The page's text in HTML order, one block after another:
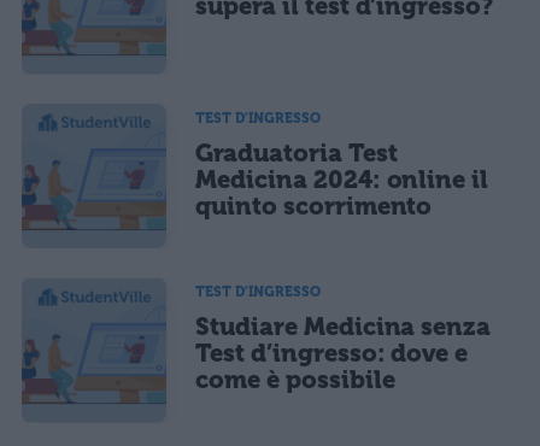
supera il test d’ingresso?
TEST D'INGRESSO
Graduatoria Test
Medicina 2024: online il
quinto scorrimento
TEST D'INGRESSO
Studiare Medicina senza
Test d’ingresso: dove e
come è possibile